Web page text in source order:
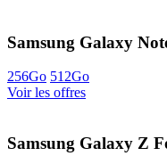
Samsung Galaxy
256Go 512Go
Voir les offres
Samsung Galaxy Z